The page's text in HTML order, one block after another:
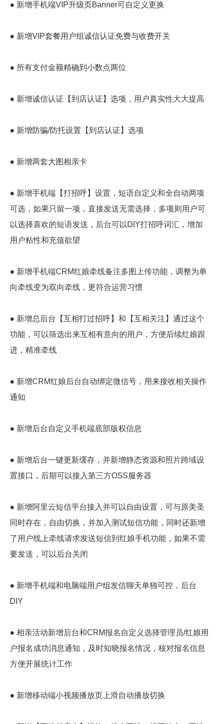
● 新增手机端VIP升级页Banner可自定义更换
● 新增VIP套餐用户组诚信认证免费与收费开关
● 所有支付金额精确到小数点两位
● 新增诚信认证【到店认证】选项，用户真实性大大提高
● 新增防骗/防托设置【到店认证】选项
● 新增两套大图相亲卡
● 新增手机端【打招呼】设置，短语自定义和全自动两项
可选，如果只留一项，直接发送无需选择，多项则用户可
以选择喜欢的短语发送，后台可以DIY打招呼词汇，增加
用户粘性和充值欲望
● 新增手机端CRM红娘牵线备注多图上传功能，调整为单
向牵线变为双向牵线，更符合运营习惯
● 新增总后台【互相打过招呼】和【互相关注】通过这个
功能，可以筛选出来互相有意向的用户，方便后续红娘跟
进，精准牵线
● 新增CRM红娘后台自动绑定微信号，用来接收相关操作
通知
● 新增后台自定义手机端底部版权信息
● 新增后台一键更新缓存，并新增静态资源和照片跨域设
置接口，后期可以接入第三方OSS服务器
● 新增阿里云短信平台接入并可以自由设置，可与原美圣
同时存在，自由切换，并加入测试短信功能，同时还新增
了用户线上牵线请求发送短信到红娘手机功能，如果不需
要发送，可以后台关闭
● 新增手机端和电脑端用户组发信聊天单独可控，后台
DIY
● 相亲活动新增后台和CRM报名自定义选择管理员/红娘用
户报名成功消息通知，及时知晓报名情况，核对报名信息
方便开展统计工作
● 新增移动端小视频播放页上滑自动播放切换